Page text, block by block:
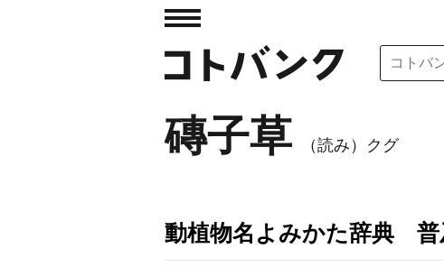
磚子草 （読み）クグ
動植物名よみかた辞典 普